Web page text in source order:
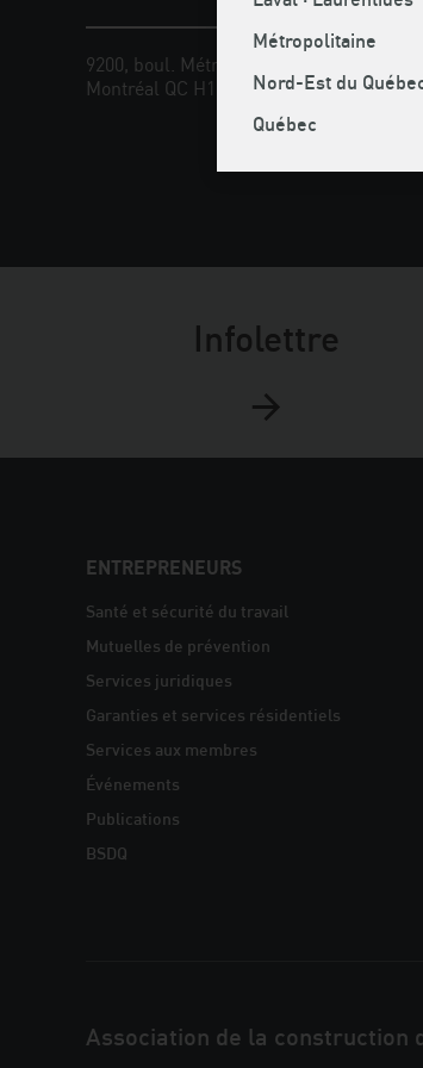
9200, boul. Métropolitain Est
Montréal QC H1K 4L2
Infolettre
NAVIGATION
PIED
DE
PAGE
ENTREPRENEURS
Santé et sécurité du travail
Mutuelles de prévention
Services juridiques
Garanties et services résidentiels
Services aux membres
Événements
Publications
BSDQ
JOINDRE
Association de la construction
Métropolitaine
Nord-Est du
Québec